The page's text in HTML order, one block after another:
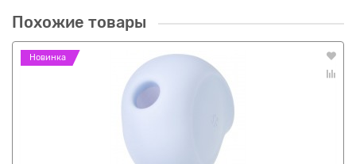
Похожие товары
Новинка